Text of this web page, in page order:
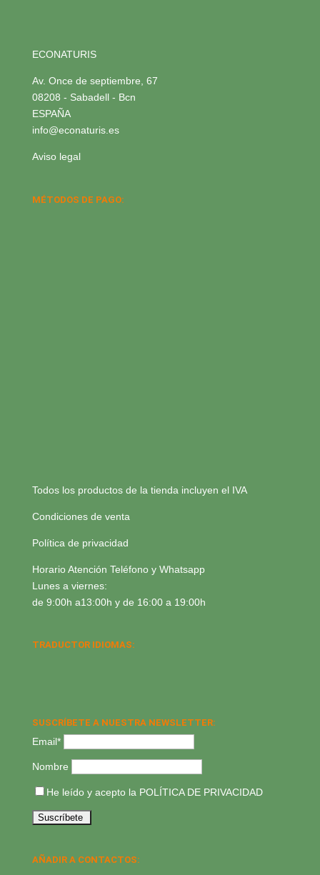
ECONATURIS
Av. Once de septiembre, 67
08208 - Sabadell - Bcn
ESPAÑA
info@econaturis.es
Aviso legal
MÉTODOS DE PAGO:
Todos los productos de la tienda incluyen el IVA
Condiciones de venta
Política de privacidad
Horario Atención Teléfono y Whatsapp
Lunes a viernes:
de 9:00h a13:00h y de 16:00 a 19:00h
TRADUCTOR IDIOMAS:
SUSCRÍBETE A NUESTRA NEWSLETTER:
Email*
Nombre
He leído y acepto la POLÍTICA DE PRIVACIDAD
AÑADIR A CONTACTOS: